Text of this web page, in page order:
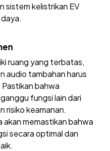
sistem kelistrikan EV
ruang yang terbatas,
audio tambahan harus
bahwa
fungsi lain dari
risiko keamanan.
memastikan bahwa
secara optimal dan